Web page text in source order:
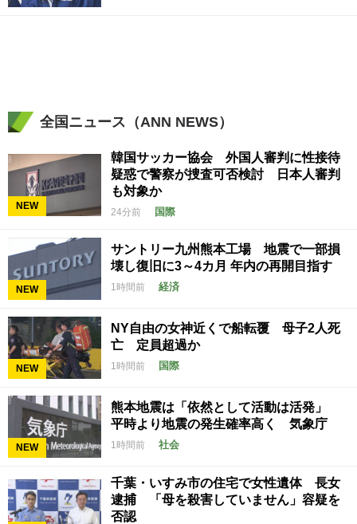
全国ニュース（ANN NEWS）
NEW
韓国サッカー協会 外国人審判に性接待
疑惑で警察が捜査可否検討 日本人審判
も対象か
24分前 国際
NEW
サントリー九州熊本工場 地震で一部損
壊し復旧に3～4カ月 年内の再開目指す
1時間前 経済
NEW
NY自由の女神近くで船転覆 母子2人死
亡 定員超過か
1時間前 国際
NEW
熊本地震は「依然として活動は活発」
平時より地震の発生確率高く 気象庁
1時間前 社会
千葉・いすみ市の住宅で女性遺体 長女
逮捕 「母を殺害していません」容疑を
否認